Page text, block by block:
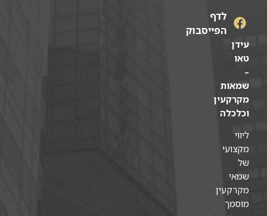
לדף
הפייסבוק
עידן
טאו
–
שמאות
מקרקעין
וכלכלה
ליווי
מקצועי
של
שמאי
מקרקעין
מוסמך